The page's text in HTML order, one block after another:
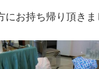
にお持ち帰り頂きま